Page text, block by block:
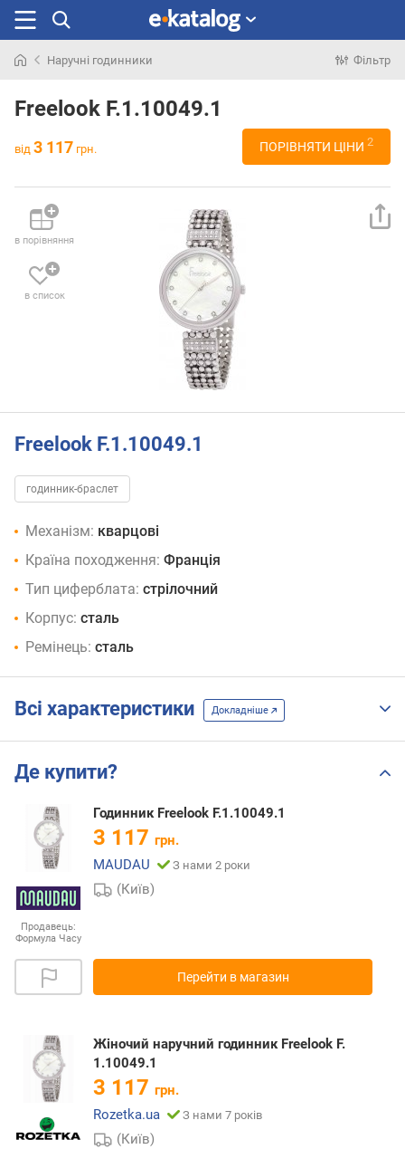
раніше
Наручні годинники Фільтр
Freelook F.1.10049.1
від 3 117 грн. ПОРІВНЯТИ ЦІНИ 2
в порівняння
в список
Freelook F.1.10049.1
годинник-браслет
Механізм: кварцові
Країна походження: Франція
Тип циферблата: стрілочний
Корпус: сталь
Ремінець: сталь
Всі характеристики Докладніше
Де купити?
Продавець:
Формула Часу
Годинник Freelook F.1.10049.1
3 117 грн.
MAUDAU
З нами 2 роки
(Київ)
Перейти в магазин
Жіночий наручний годинник Freelook F.
1.10049.1
3 117 грн.
Rozetka.ua
З нами 7 років
(Київ)